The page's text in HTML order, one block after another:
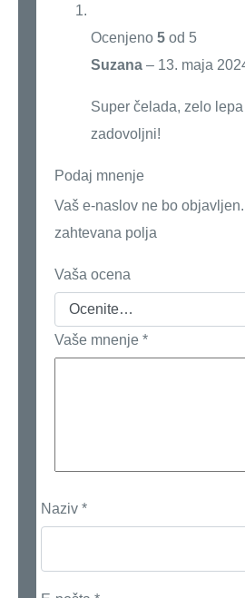
Ocenjeno 5 od 5
Suzana – 13. maja
Super čelada, zelo
zadovoljni!
Podaj mnenje
Vaš e-naslov ne bo objavljen.
zahtevana polja
Vaša ocena
Vaše mnenje *
Naziv *